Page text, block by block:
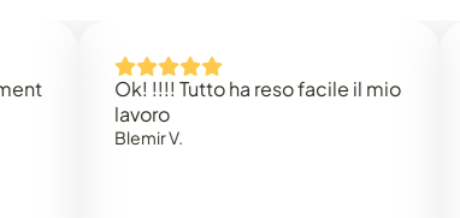
Ok! !!!! Tutto ha reso facile il mio
Easy